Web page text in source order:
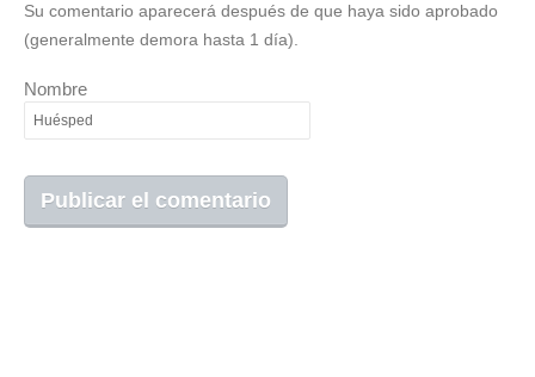
Su comentario aparecerá después de que haya sido aprobado
(generalmente demora hasta 1 día).
Nombre